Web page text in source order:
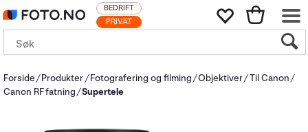
PRIVAT
BEDRIFT
Forside Produkter Fotografering og filming Objektiver Til Canon
Canon RF fatning
Supertele